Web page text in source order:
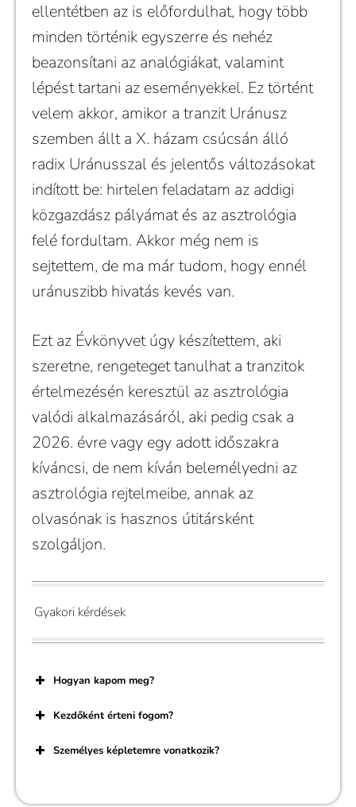
ellentétben az is előfordulhat, hogy több
minden történik egyszerre és nehéz
beazonsítani az analógiákat, valamint
lépést tartani az eseményekkel. Ez történt
velem akkor, amikor a tranzit Uránusz
szemben állt a X. házam csúcsán álló
radix Uránusszal és jelentős változásokat
indított be: hirtelen feladatam az addigi
közgazdász pályámat és az asztrológia
felé fordultam. Akkor még nem is
sejtettem, de ma már tudom, hogy ennél
uránuszibb hivatás kevés van.
Ezt az Évkönyvet úgy készítettem, aki
szeretne, rengeteget tanulhat a tranzitok
értelmezésén keresztül az asztrológia
valódi alkalmazásáról, aki pedig csak a
2026. évre vagy egy adott időszakra
kíváncsi, de nem kíván belemélyedni az
asztrológia rejtelmeibe, annak az
olvasónak is hasznos útitársként
szolgáljon.
Gyakori kérdések
Hogyan kapom meg?
Kezdőként érteni fogom?
Személyes képletemre vonatkozik?